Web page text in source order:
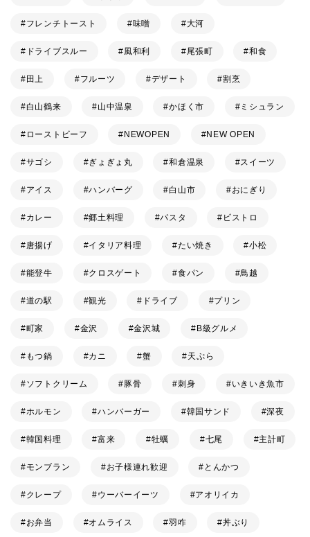
フレンチトースト 味噌 大河
ドライブスルー 風和利 尾張町 和食
田上 フルーツ デザート 割烹
白山鶴来 山中温泉 かほく市 ミシュラン
ローストビーフ NEWOPEN NEW OPEN
サゴシ ぎょぎょ丸 和倉温泉 スイーツ
アイス ハンバーグ 白山市 おにぎり
カレー 郷土料理 パスタ ビストロ
唐揚げ イタリア料理 たい焼き 小松
能登牛 クロスゲート 食パン 鳥越
道の駅 観光 ドライブ プリン
町家 金沢 金沢城 B級グルメ
もつ鍋 カニ 蟹 天ぷら
ソフトクリーム 豚骨 刺身 いきいき魚市
ホルモン ハンバーガー 韓国サンド 深夜
韓国料理 富来 牡蠣 七尾 主計町
モンブラン お子様連れ歓迎 とんかつ
クレープ ウーバーイーツ アオリイカ
お弁当 オムライス 羽咋 丼ぶり